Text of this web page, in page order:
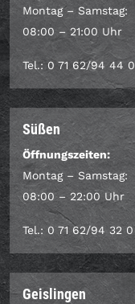
Montag – Samstag:
08:00 – 21:00 Uhr
Tel.: 0 71 62/94 44 0
Süßen
Öffnungszeiten:
Montag – Samstag:
08:00 – 22:00 Uhr
Tel.: 0 71 62/94 32 0
Geislingen